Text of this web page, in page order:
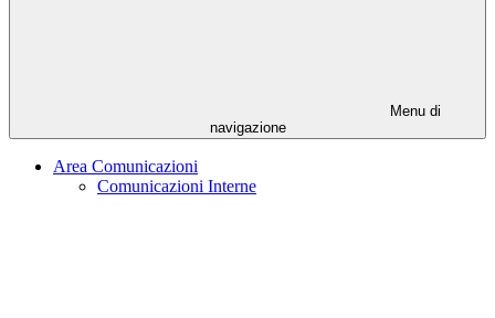
Menu di
navigazione
Area Comunicazioni
Comunicazioni Interne